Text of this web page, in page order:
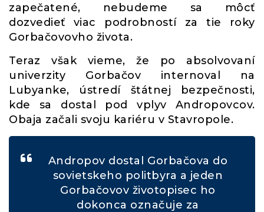
zapečatené, nebudeme sa môcť
dozvedieť viac podrobností za tie roky
Gorbačovovho života.
Teraz však vieme, že po absolvovaní
univerzity Gorbačov internoval na
Lubyanke, ústredí štátnej bezpečnosti,
kde sa dostal pod vplyv Andropovcov.
Obaja začali svoju kariéru v Stavropole.
Andropov dostal Gorbačova do
sovietskeho politbyra a jeden
Gorbačovov životopisec ho
dokonca označuje za